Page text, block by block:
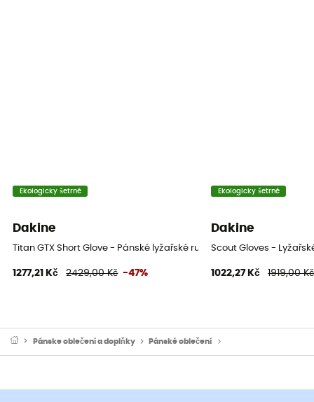
Ekologicky šetrné
Dakine
Titan GTX Short Glove - Pánské lyžařské rukavice
1277,21 Kč 2429,00 Kč -47%
Ekologicky šetrné
Dakine
Scout Gloves -
1022,27 Kč 1919,00 Kč
Pánske oblečeni a doplňky Pánské oblečení